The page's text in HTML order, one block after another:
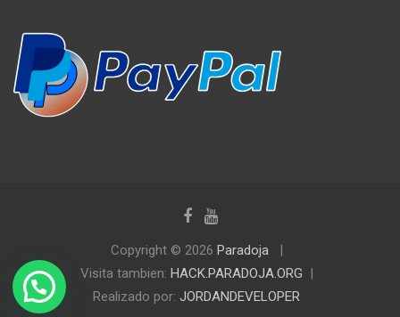
Copyright © 2026 Paradoja
Visita tambien: HACK.PARADOJA.ORG
Realizado por: JORDANDEVELOPER